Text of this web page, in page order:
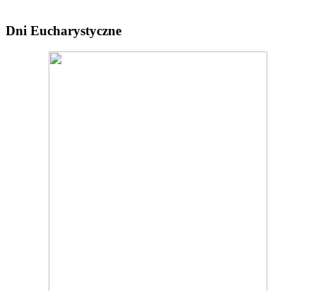
Dni Eucharystyczne